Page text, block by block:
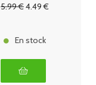
5.99€4.49 €
En stock